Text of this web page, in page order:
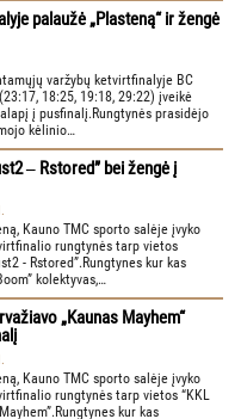
palaužė „Plasteną“ ir žengė
varžybų ketvirtfinalyje BC
18:25, 19:18, 29:22) įveikė
į pusfinalį.Rungtynės prasidėjo
kėlinio…
‒ Rstored” bei žengė į
Kauno TMC sporto salėje įvyko
rungtynės tarp vietos
- Rstored”.Rungtynes kur kas
kolektyvas,…
„Kaunas Mayhem“
Kauno TMC sporto salėje įvyko
rungtynės tarp vietos “KKL
kur kas